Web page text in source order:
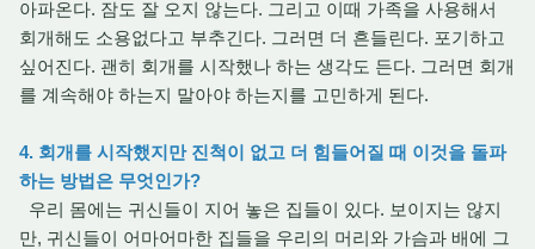
아파온다. 잠도 잘 오지 않는다. 그리고 이때 가족을 사용해서
회개해도 소용없다고 부추긴다. 그러면 더 흔들린다. 포기하고
싶어진다. 괜히 회개를 시작했나 하는 생각도 든다. 그러면 회개
를 계속해야 하는지 말아야 하는지를 고민하게 된다.
4. 회개를 시작했지만 진척이 없고 더 힘들어질 때 이것을 돌파
하는 방법은 무엇인가?
우리 몸에는 귀신들이 지어 놓은 집들이 있다. 보이지는 않지
만, 귀신들이 어마어마한 집들을 우리의 머리와 가슴과 배에 그